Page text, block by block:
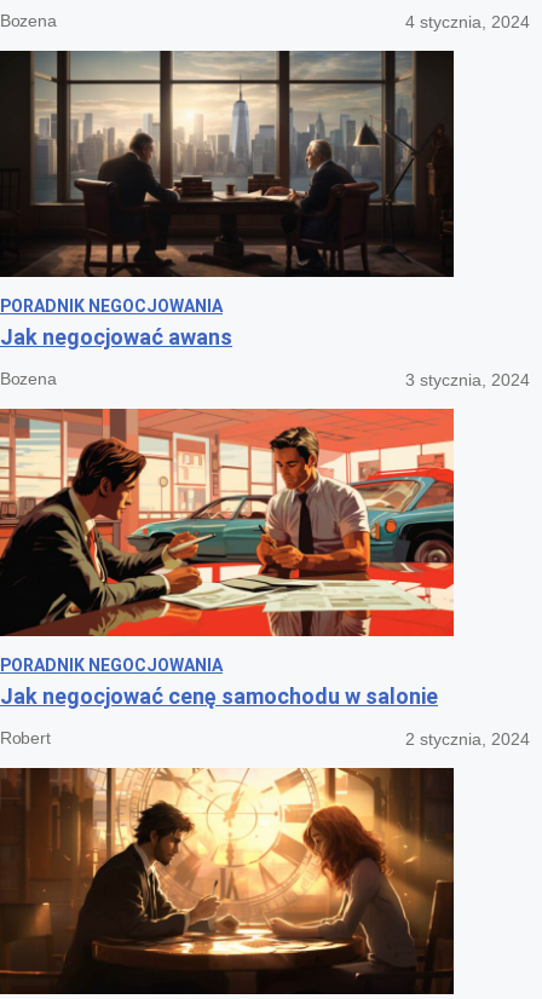
Bozena 4 stycznia, 2024
PORADNIK NEGOCJOWANIA
Jak negocjować awans
Bozena 3 stycznia, 2024
PORADNIK NEGOCJOWANIA
Jak negocjować cenę samochodu w salonie
Robert 2 stycznia, 2024